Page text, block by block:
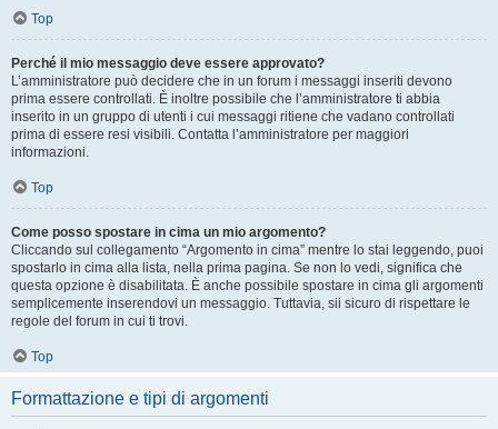
Top
Perché il mio messaggio deve essere approvato?
L’amministratore può decidere che in un forum i messaggi inseriti devono
prima essere controllati. È inoltre possibile che l’amministratore ti abbia
inserito in un gruppo di utenti i cui messaggi ritiene che vadano controllati
prima di essere resi visibili. Contatta l’amministratore per maggiori
informazioni.
Top
Come posso spostare in cima un mio argomento?
Cliccando sul collegamento “Argomento in cima” mentre lo stai leggendo, puoi
spostarlo in cima alla lista, nella prima pagina. Se non lo vedi, significa che
questa opzione è disabilitata. È anche possibile spostare in cima gli argomenti
semplicemente inserendovi un messaggio. Tuttavia, sii sicuro di rispettare le
regole del forum in cui ti trovi.
Top
Formattazione e tipi di argomenti